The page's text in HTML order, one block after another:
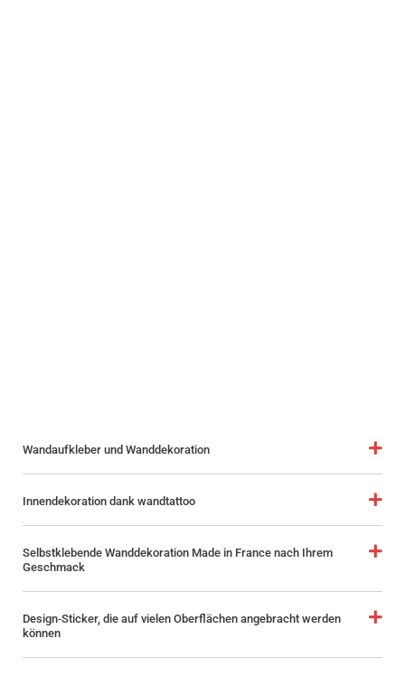
Wandaufkleber und Wanddekoration
Innendekoration dank wandtattoo
Selbstklebende Wanddekoration Made in France nach Ihrem
Geschmack
Design‑Sticker, die auf vielen Oberflächen angebracht werden
können